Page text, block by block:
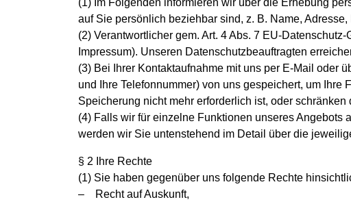
(1) Im Folgenden informieren wir über die Erhebung
auf Sie persönlich beziehbar sind, z. B. Name,
(2) Verantwortlicher gem. Art. 4 Abs. 7 EU-
Impressum). Unseren Datenschutzbeauftragten
(3) Bei Ihrer Kontaktaufnahme mit uns per E-Mail oder
und Ihre Telefonnummer) von uns gespeichert, um
Speicherung nicht mehr erforderlich ist, oder
(4) Falls wir für einzelne Funktionen unseres Angebots
werden wir Sie untenstehend im Detail über die
§ 2 Ihre Rechte
(1) Sie haben gegenüber uns folgende Rechte
– Recht auf Auskunft,